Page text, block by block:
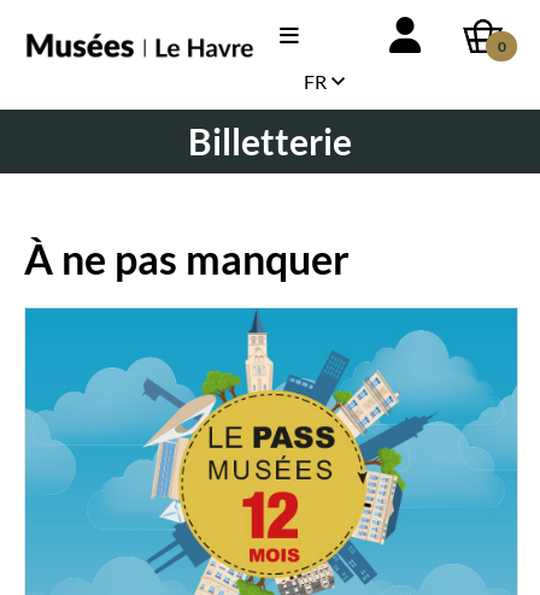
0
FR
Billetterie
À ne pas manquer